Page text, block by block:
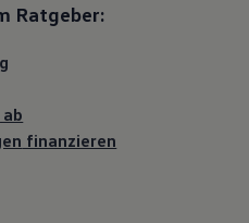
Ratgeber:
finanzieren